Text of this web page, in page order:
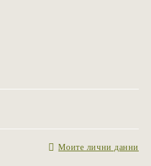
Моите лични данни